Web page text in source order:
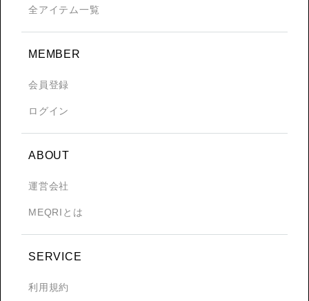
全アイテム一覧
MEMBER
会員登録
ログイン
ABOUT
運営会社
MEQRIとは
SERVICE
利用規約